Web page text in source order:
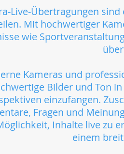
Live-Übertragungen
Mit hochwertiger
wie
Kameras und
Bilder und Ton
einzufangen.
Fragen und
Inhalte live zu
einem